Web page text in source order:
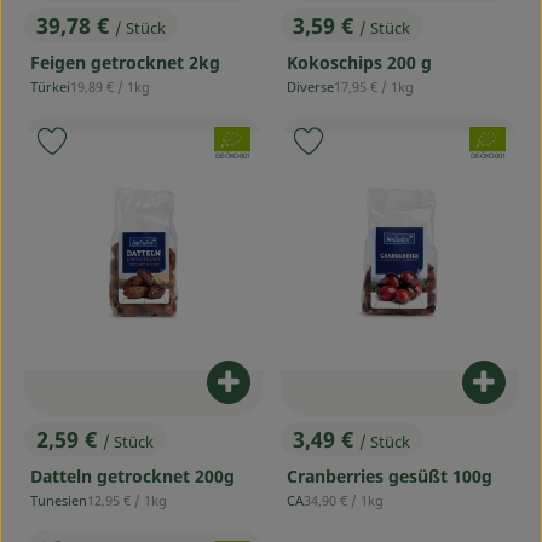
, Preis:
39,78 € / Stück
Feigen getrocknet 2kg
, Herkunft:
Türkei, Referenzpreis:
19,89 € / 1kg
, Preis:
3,59 € / Stück
Kokoschips 200 g
, Herkunft:
Diverse, Referenzpreis:
17,95 € / 1kg
, Preis:
2,59 € / Stück
Datteln getrocknet 200g
, Herkunft:
Tunesien, Referenzpreis:
12,95 € / 1kg
Produkt zum Warenkorb
, Verband:
, Kontrollstelle:
DE-ÖKO-001
Produkt zu Favouriten hinzufügen
, Preis:
3,49 € / Stück
Cranberries gesüßt 100g
, Herkunft:
CA, Referenzpreis:
34,90 € / 1kg
, Verband:
, Kontrollstelle:
DE-ÖKO-001
Produkt zu Favouriten